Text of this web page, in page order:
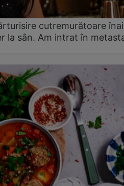
cutremurătoare
la sân. Am intrat în